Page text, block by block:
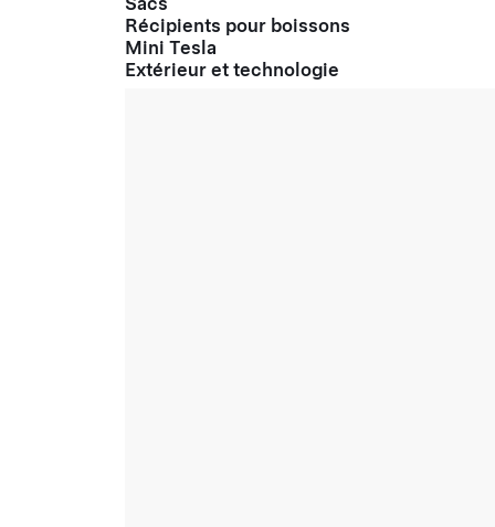
Récipients pour boissons
Mini Tesla
Extérieur et technologie